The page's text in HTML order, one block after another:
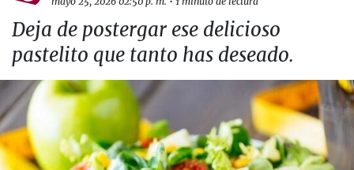
Deja de postergar ese delicioso
pastelito que tanto has deseado.